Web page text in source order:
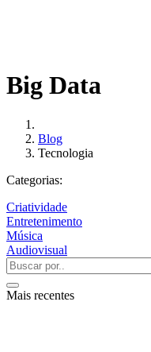
Big Data
Blog
Tecnologia
Categorias:
Criatividade
Entretenimento
Música
Audiovisual
Mais recentes